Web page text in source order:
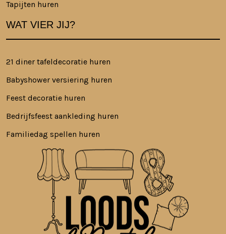
Tapijten huren
WAT VIER JIJ?
21 diner tafeldecoratie huren
Babyshower versiering huren
Feest decoratie huren
Bedrijfsfeest aankleding huren
Familiedag spellen huren